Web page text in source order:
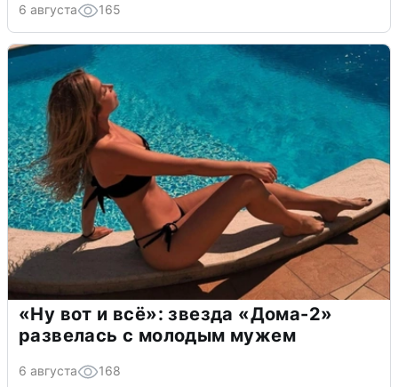
6 августа 165
«Ну вот и всё»: звезда «Дома-2»
развелась с молодым мужем
6 августа 168